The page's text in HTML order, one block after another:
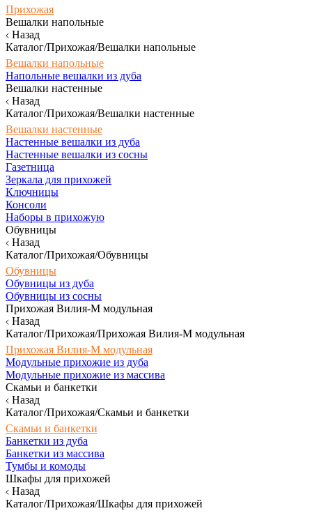
Прихожая
Вешалки напольные
Назад
Каталог/Прихожая/Вешалки напольные
Вешалки напольные
Напольные вешалки из дуба
Вешалки настенные
Назад
Каталог/Прихожая/Вешалки настенные
Вешалки настенные
Настенные вешалки из дуба
Настенные вешалки из сосны
Газетница
Зеркала для прихожей
Ключницы
Консоли
Наборы в прихожую
Обувницы
Назад
Каталог/Прихожая/Обувницы
Обувницы
Обувницы из дуба
Обувницы из сосны
Прихожая Вилия-М модульная
Назад
Каталог/Прихожая/Прихожая Вилия-М модульная
Прихожая Вилия-М модульная
Модульные прихожие из дуба
Модульные прихожие из массива
Скамьи и банкетки
Назад
Каталог/Прихожая/Скамьи и банкетки
Скамьи и банкетки
Банкетки из дуба
Банкетки из массива
Тумбы и комоды
Шкафы для прихожей
Назад
Каталог/Прихожая/Шкафы для прихожей